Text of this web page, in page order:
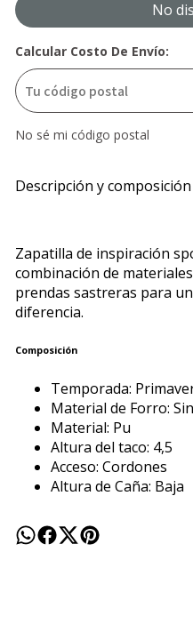
No
Calcular Costo De Envío:
No sé mi código postal
Descripción y composición
Zapatilla de inspiración
combinación de
prendas sastreras para
diferencia.
Composición
Temporada:
Material de Forro:
Material: Pu
Altura del taco: 4,5
Acceso: Cordones
Altura de Caña: Baja